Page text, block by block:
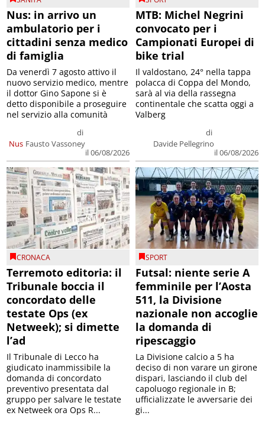
Nus: in arrivo un
ambulatorio per i
cittadini senza medico
di famiglia
Nus
di
Fausto Vassoney
il 06/08/2026
Da venerdì 7 agosto attivo il
nuovo servizio medico, mentre
il dottor Gino Sapone si è
detto disponibile a proseguire
nel servizio alla comunità
MTB: Michel Negrini
convocato per i
Campionati Europei di
bike trial
di
Davide Pellegrino
il 06/08/2026
Il valdostano, 24° nella tappa
polacca di Coppa del Mondo,
sarà al via della rassegna
continentale che scatta oggi a
Valberg
CRONACA
Terremoto editoria: il
Tribunale boccia il
concordato delle
testate Ops (ex
Netweek); si dimette
l’ad
Il Tribunale di Lecco ha
giudicato inammissibile la
domanda di concordato
preventivo presentata dal
gruppo per salvare le testate
ex Netweek ora Ops R...
SPORT
Futsal: niente serie A
femminile per l’Aosta
511, la Divisione
nazionale non accoglie
la domanda di
ripescaggio
La Divisione calcio a 5 ha
deciso di non varare un girone
dispari, lasciando il club del
capoluogo regionale in B;
ufficializzate le avversarie dei
gi...